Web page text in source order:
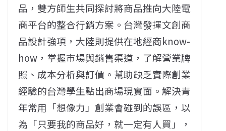
品，雙方師生共同探討將商品推向大陸電
商平台的整合行銷方案。台灣發揮文創商
品設計強項，大陸則提供在地經商know-
how，掌握市場與銷售渠道，了解營業牌
照、成本分析與訂價。幫助缺乏實際創業
經驗的台灣學生點出商場現實面。解決青
年常用「想像力」創業會碰到的誤區，以
為「只要我的商品好，就一定有人買」，